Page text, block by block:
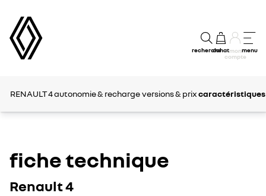
rechercheachatmon
compte
menu
RENAULT 4autonomie​ & recharge versions & prixcaractéristiques
fiche technique
Renault 4